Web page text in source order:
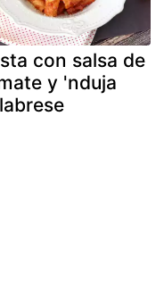
con salsa de
y 'nduja